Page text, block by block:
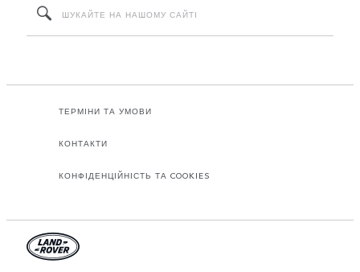
ТЕРМІНИ ТА УМОВИ
КОНТАКТИ
КОНФІДЕНЦІЙНІСТЬ ТА COOKIES